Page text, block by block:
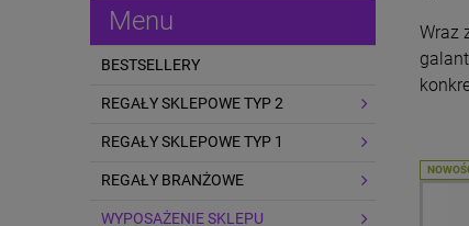
Menu
BESTSELLERY
REGAŁY SKLEPOWE TYP 2
REGAŁY SKLEPOWE TYP 1
REGAŁY BRANŻOWE
WYPOSAŻENIE SKLEPU
Wraz